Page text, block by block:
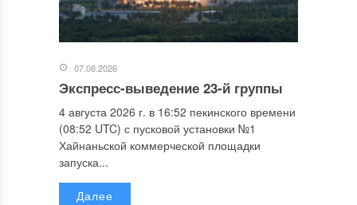
07.08.2026
Экспресс-выведение 23-й группы
4 августа 2026 г. в 16:52 пекинского времени
(08:52 UTC) с пусковой установки №1
Хайнаньской коммерческой площадки
запуска...
Далее